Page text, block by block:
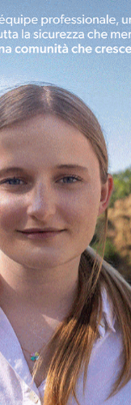
Le rossoblù difendono
di misura e con
che si
servizio del
dopo una bella partita
agli acuti
la classifica e perdono
meglio la squadra di
restare attardate
ampio per poter
prende il primo
il Volley Arno in
parziale e le empolesi
in palio con un
reagisce nel
quarto set. Le
un testa a testa che